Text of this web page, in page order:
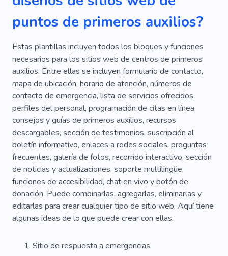
Abuso
Violencia Domestica
Dolor
Enfermedad
Ortodoncista
Drogas Medicinales
Reunión Creativa
Extremo
Clasificación Cosa
Editorial
Extraordinario
Centro
Orden Individual
Posada
Interpretación Júnior
Limpio
Vaticinador
Laboratorio
Cerebro
Bienestar
Examen
Cuidado De Ancianos
Biología
Genética
Patología
Especialista
Experiencia
Seguridad
Panel Lipídico
puntos de primeros auxilios?
Estas plantillas incluyen todos los bloques y funciones
necesarios para los sitios web de centros de primeros
auxilios. Entre ellas se incluyen formulario de contacto,
mapa de ubicación, horario de atención, números de
contacto de emergencia, lista de servicios ofrecidos,
perfiles del personal, programación de citas en línea,
consejos y guías de primeros auxilios, recursos
descargables, sección de testimonios, suscripción al
boletín informativo, enlaces a redes sociales, preguntas
frecuentes, galería de fotos, recorrido interactivo, sección
de noticias y actualizaciones, soporte multilingüe,
funciones de accesibilidad, chat en vivo y botón de
donación. Puede combinarlas, agregarlas, eliminarlas y
editarlas para crear cualquier tipo de sitio web. Aquí tiene
algunas ideas de lo que puede crear con ellas:
Sitio de respuesta a emergencias